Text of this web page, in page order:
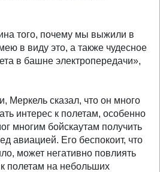
того, почему мы выжили в
в виду это, а также чудесное
в башне электропередачи»,
Меркель сказал, что он много
интерес к полетам, особенно
многим бойскаутам получить
авиацией. Его беспокоит, что
может негативно повлиять
полетам на небольших